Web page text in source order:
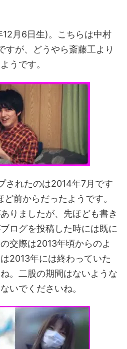
月6日生)。こちらは中村
すが、どうやら斎藤工より
うです。
されたのは2014年7月です
前からだったようです。
りましたが、先ほども書き
ログを投稿した時には既に
交際は2013年頃からのよ
2013年には終わっていた
。二股の期間はないような
いでくださいね。